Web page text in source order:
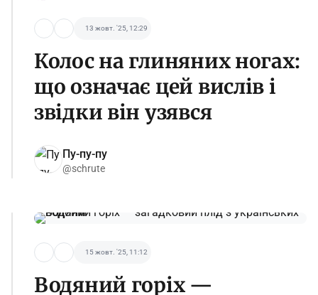
13 жовт. '25, 12:29
Колос на глиняних ногах:
що означає цей вислів і
звідки він узявся
Пу-пу-пу
@schrute
15 жовт. '25, 11:12
Водяний горіх —